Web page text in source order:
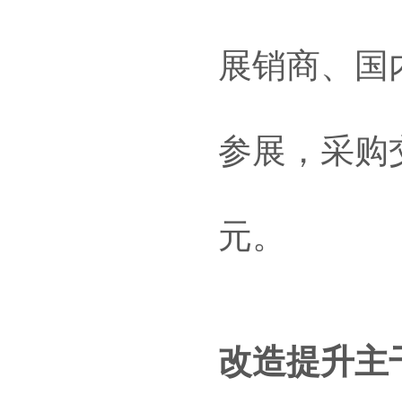
展销商、国
参展，采购
元。
改造提升主